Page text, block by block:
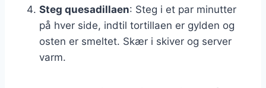
Steg quesadillaen: Steg i et par minutter
på hver side, indtil tortillaen er gylden og
osten er smeltet. Skær i skiver og server
varm.